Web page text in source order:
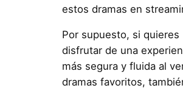
estos dramas en
Por supuesto, si quieres
disfrutar de una
más segura y fluida al
dramas favoritos,